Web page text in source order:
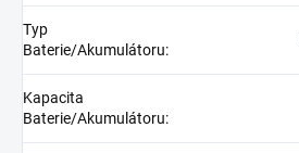
Typ
Baterie/Akumulátoru:
Kapacita
Baterie/Akumulátoru: